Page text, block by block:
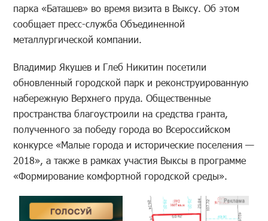
парка «Баташев» во время визита в Выксу. Об этом
сообщает пресс-служба Объединенной
металлургической компании.
Владимир Якушев и Глеб Никитин посетили
обновленный городской парк и реконструированную
набережную Верхнего пруда. Общественные
пространства благоустроили на средства гранта,
полученного за победу города во Всероссийском
конкурсе «Малые города и исторические поселения —
2018», а также в рамках участия Выксы в программе
«Формирование комфортной городской среды».